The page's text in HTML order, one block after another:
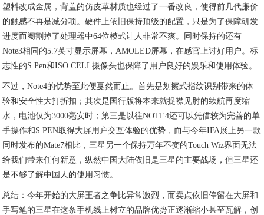
塑料改成金属，背盖的仿皮革材质也经过了一番改良，使得前几代廉价
的触感不再是减分项。硬件上依旧保持顶级的配置，只是为了保障研发
进度而阉割掉了处理器中64位模式让人非常不爽。同时保持的还有
Note3相同的5.7英寸显示屏幕，AMOLED屏幕，在感官上讨好用户。标
志性的S Pen和ISO CELL摄像头也保障了用户良好的娱乐和使用体验。
不过，Note4的优势至此便戛然而止。首先是划擦式指纹识别带来的体
验和安全性大打折扣；其次是国行版将本来就捉襟见肘的续航再度缩
水，电池仅为3000毫安时；第三是以往NOTE4还可以凭借较为完善的单
手操作和S PEN取得大屏用户交互体验的优势，而与今年IFA展上另一款
同时发布的Mate7相比，三星另一个保持万年不变的Touch Wiz界面无法
给我们带来任何新意，纵然中国大陆依旧是三星的主要战场，但三星还
是不够了解中国人的使用习惯。
总结：今年开始的大屏王者之争比异常激烈，而卖点依旧停留在大屏和
手写笔的三星在这条手机线上树立的品牌优势正逐渐缩小甚至瓦解，创